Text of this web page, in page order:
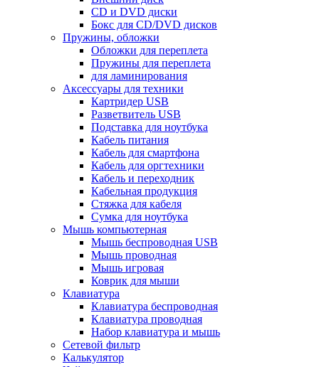
CD и DVD диски
Бокс для CD/DVD дисков
Пружины, обложки
Обложки для переплета
Пружины для переплета
для ламинирования
Аксессуары для техники
Картридер USB
Разветвитель USB
Подставка для ноутбука
Кабель питания
Кабель для смартфона
Кабель для оргтехники
Кабель и переходник
Кабельная продукция
Стяжка для кабеля
Сумка для ноутбука
Мышь компьютерная
Мышь беспроводная USB
Мышь проводная
Мышь игровая
Коврик для мыши
Клавиатура
Клавиатура беспроводная
Клавиатура проводная
Набор клавиатура и мышь
Сетевой фильтр
Калькулятор